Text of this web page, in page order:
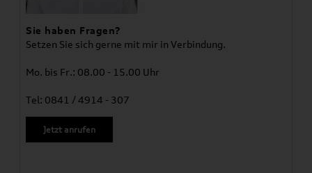
Sie haben Fragen?
Setzen Sie sich gerne mit mir in Verbindung.
Mo. bis Fr.: 08.00 - 15.00 Uhr
Tel: 0841 / 4914 - 307
Jetzt anrufen